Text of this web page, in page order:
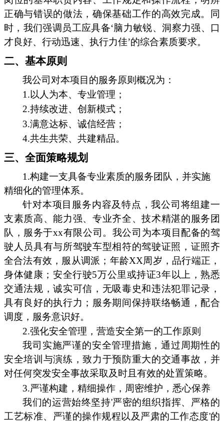
正确与错误的做法，确保基础工作的高效完成。同
时，我们强调员工应具备‘脑力敏锐、洞察力强、口
才良好、行动迅速、执行力佳’的综合素质要求。
二、基本原则
我公司对本项目的服务原则概况为：
1.以人为本、专业管理；
2.持续改进、创新模式；
3.满意达标、诚信经营；
4.共生共荣、共建精品。
三、全面策略规划
1.构建一支具备专业素质的服务团队，并实施
精细化的管理体系。
针对本项目服务内容及特点，我公司将组建一
支素质高、能力强、专业齐全、技术精湛的服务团
队，服务于xx有限公司。我公司为本项目配备的驾
驶人员具有与所驾驶车型相符的驾驶证照，证照齐
全合法有效，服从调派；年龄XX周岁，品行端正，
身体健康；安全行驶5万公里或持证3年以上，熟悉
交通法规，诚实可信，无吸毒史和违法犯罪记录，
具有良好的执行力；服务期间保持联络畅通，配合
调度，服务意识好。
2.强化安全管理，营造安全第一的工作原则
我司实施严谨的安全管理措施，通过周期性的
安全培训与演练，致力于预防重大的交通事故，并
对任何突发安全事故采取及时且有效的处置策略。
3.严谨构建，精细操作，周密维护，悉心保养
我们的运营始终坚持'严密的组织指挥、严格的
工艺标准、严谨的操作规程以及严肃的工作态度'的